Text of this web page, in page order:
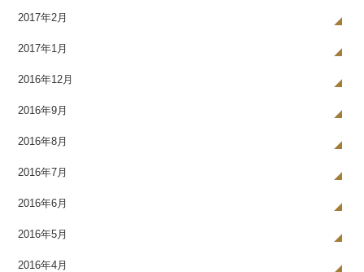
2017年2月
2017年1月
2016年12月
2016年9月
2016年8月
2016年7月
2016年6月
2016年5月
2016年4月